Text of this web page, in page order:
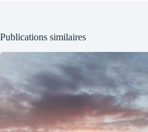
Publications similaires